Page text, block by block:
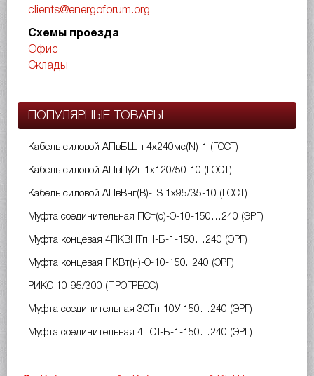
clients@energoforum.org
Схемы проезда
Офис
Склады
ПОПУЛЯРНЫЕ ТОВАРЫ
Кабель силовой АПвБШп 4х240мс(N)-1 (ГОСТ)
Кабель силовой АПвПу2г 1х120/50-10 (ГОСТ)
Кабель силовой АПвВнг(B)-LS 1х95/35-10 (ГОСТ)
Муфта соединительная ПСт(с)-О-10-150…240 (ЭРГ)
Муфта концевая 4ПКВНТпН-Б-1-150…240 (ЭРГ)
Муфта концевая ПКВт(н)-О-10-150...240 (ЭРГ)
РИКС 10-95/300 (ПРОГРЕСС)
Муфта соединительная 3СТп-10У-150…240 (ЭРГ)
Муфта соединительная 4ПСТ-Б-1-150…240 (ЭРГ)